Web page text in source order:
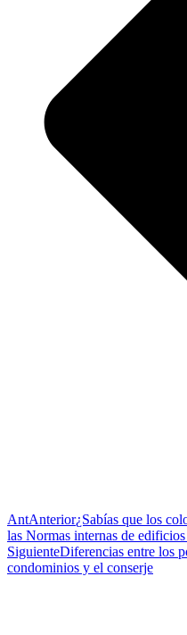
AntAnterior¿Sabías que los
las Normas internas de
SiguienteDiferencias entre los
condominios y el conserje